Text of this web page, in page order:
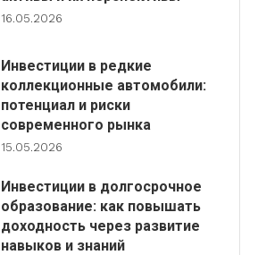
16.05.2026
Инвестиции в редкие
коллекционные автомобили:
потенциал и риски
современного рынка
15.05.2026
Инвестиции в долгосрочное
образование: как повышать
доходность через развитие
навыков и знаний